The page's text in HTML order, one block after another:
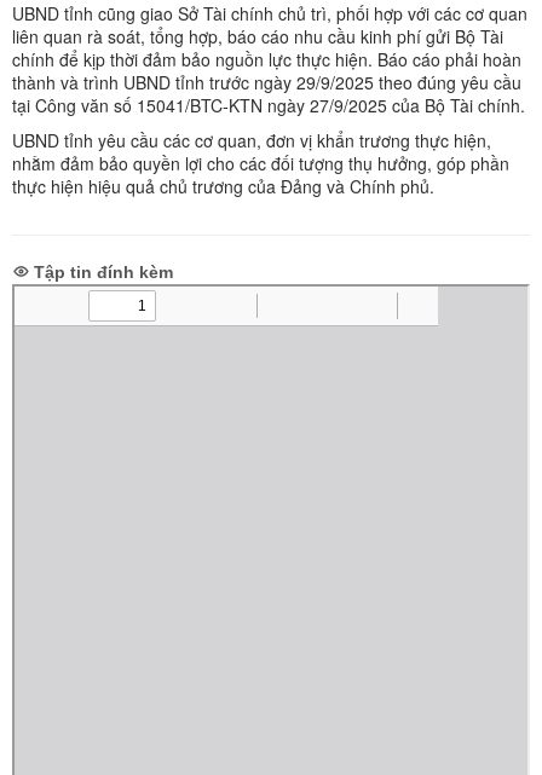
UBND tỉnh cũng giao Sở Tài chính chủ trì, phối hợp với các cơ quan
liên quan rà soát, tổng hợp, báo cáo nhu cầu kinh phí gửi Bộ Tài
chính để kịp thời đảm bảo nguồn lực thực hiện. Báo cáo phải hoàn
thành và trình UBND tỉnh trước ngày 29/9/2025 theo đúng yêu cầu
tại Công văn số 15041/BTC-KTN ngày 27/9/2025 của Bộ Tài chính.
UBND tỉnh yêu cầu các cơ quan, đơn vị khẩn trương thực hiện,
nhằm đảm bảo quyền lợi cho các đối tượng thụ hưởng, góp phần
thực hiện hiệu quả chủ trương của Đảng và Chính phủ.
Tập tin đính kèm